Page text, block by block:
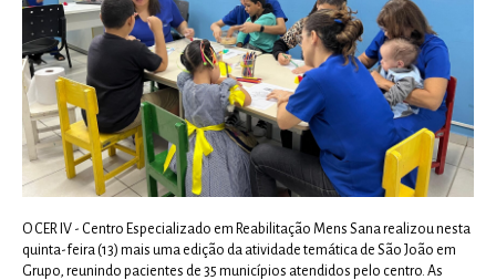
O CER IV - Centro Especializado em Reabilitação Mens Sana realizou nesta
quinta-feira (13) mais uma edição da atividade temática de São João em
Grupo, reunindo pacientes de 35 municípios atendidos pelo centro. As